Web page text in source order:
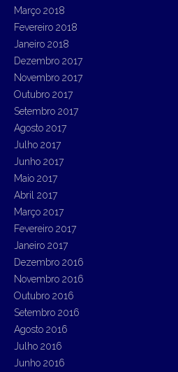
Março 2018
Fevereiro 2018
Janeiro 2018
Dezembro 2017
Novembro 2017
Outubro 2017
Setembro 2017
Agosto 2017
Julho 2017
Junho 2017
Maio 2017
Abril 2017
Março 2017
Fevereiro 2017
Janeiro 2017
Dezembro 2016
Novembro 2016
Outubro 2016
Setembro 2016
Agosto 2016
Julho 2016
Junho 2016